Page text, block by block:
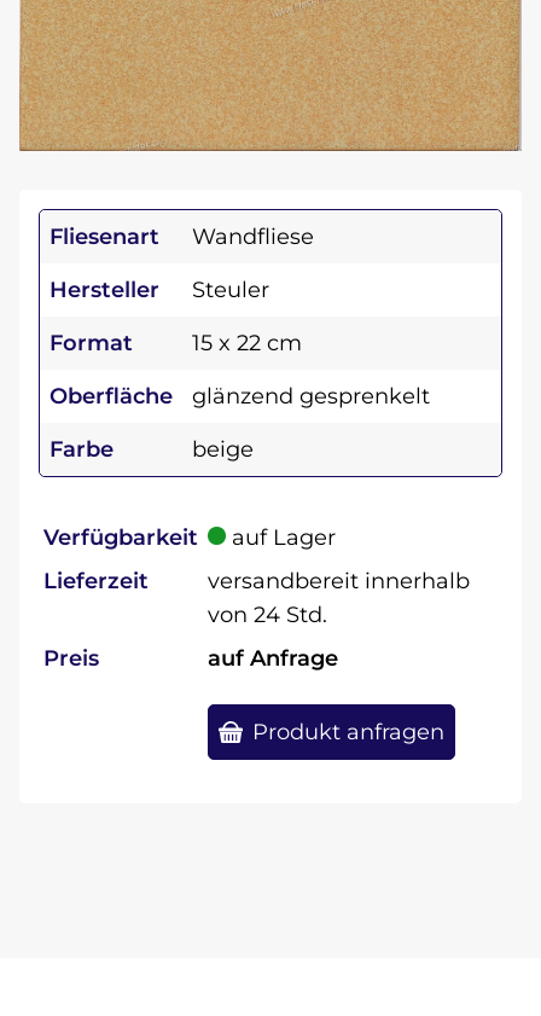
Fliesenart
Wandfliese
Hersteller
Steuler
Format
15 x 22 cm
Oberfläche
glänzend gesprenkelt
Farbe
beige
Verfügbarkeit
auf Lager
Lieferzeit
versandbereit innerhalb
von 24 Std.
Preis
auf Anfrage
Produkt anfragen